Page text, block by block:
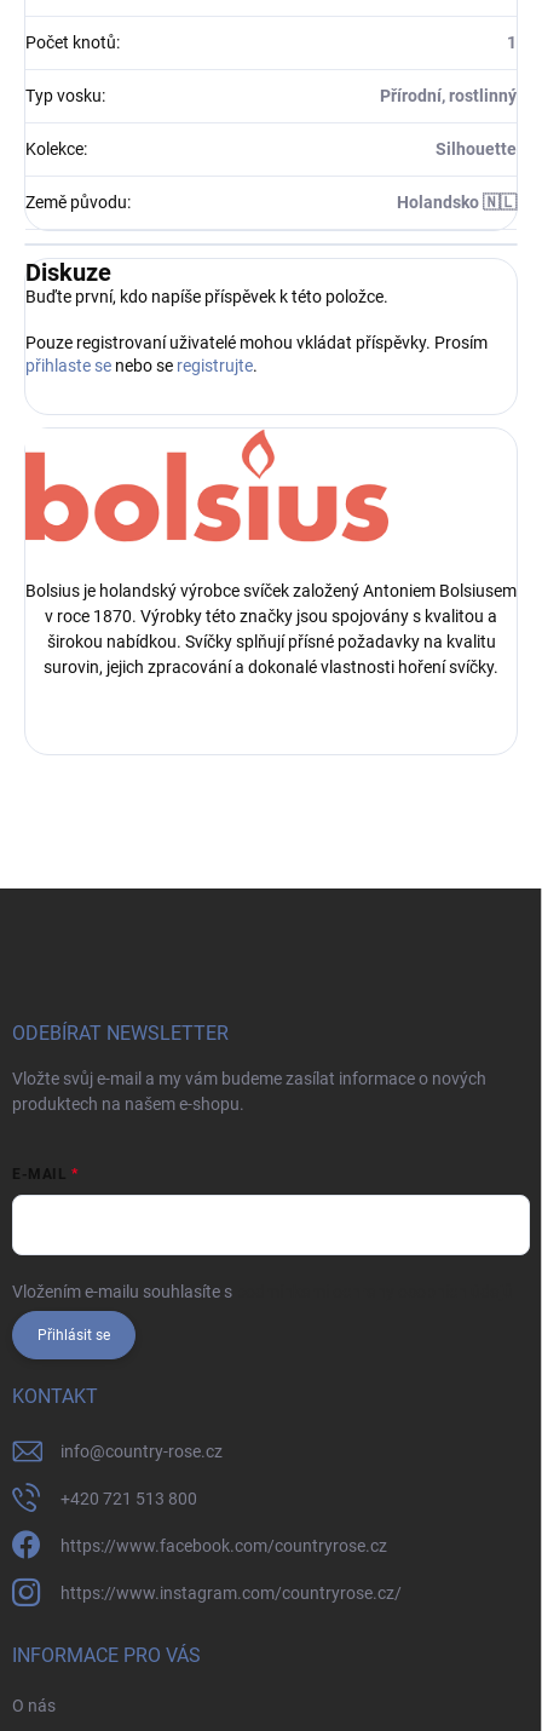
Počet knotů: 1
Typ vosku: Přírodní, rostlinný
Kolekce: Silhouette
Země původu: Holandsko 🇳🇱
Diskuze
Buďte první, kdo napíše příspěvek k této položce.
Pouze registrovaní uživatelé mohou vkládat příspěvky. Prosím
přihlaste se nebo se registrujte.
Bolsius je holandský výrobce svíček založený Antoniem Bolsiusem
v roce 1870. Výrobky této značky jsou spojovány s kvalitou a
širokou nabídkou. Svíčky splňují přísné požadavky na kvalitu
surovin, jejich zpracování a dokonalé vlastnosti hoření svíčky.
ODEBÍRAT NEWSLETTER
Vložte svůj e-mail a my vám budeme zasílat informace o nových
produktech na našem e-shopu.
E-MAIL
Vložením e-mailu souhlasíte s
Přihlásit se
KONTAKT
info@country-rose.cz
+420 721 513 800
https://www.facebook.com/countryrose.cz
https://www.instagram.com/countryrose.cz/
INFORMACE PRO VÁS
O nás